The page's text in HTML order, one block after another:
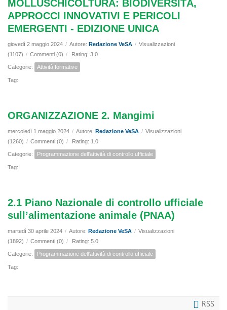
MOLLUSCHICOLTURA: BIODIVERSITÀ,
APPROCCI INNOVATIVI E PERICOLI
EMERGENTI - EDIZIONE UNICA
giovedì 2 maggio 2024 / Autore: Redazione VeSA / Visualizzazioni
(1107) / Commenti (0) / Rating: 3.0
Categorie: Attività formative
Tag:
ORGANIZZAZIONE 2. Mangimi
mercoledì 1 maggio 2024 / Autore: Redazione VeSA / Visualizzazioni
(1260) / Commenti (0) / Rating: 1.0
Categorie: Programmazione dell'attività di controllo ufficiale
Tag:
2.1 Piano Nazionale di controllo ufficiale
sull’alimentazione animale (PNAA)
martedì 30 aprile 2024 / Autore: Redazione VeSA / Visualizzazioni
(1892) / Commenti (0) / Rating: 5.0
Categorie: Programmazione dell'attività di controllo ufficiale
Tag:
RSS